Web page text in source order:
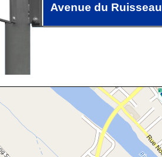
Avenue du Ruisseau